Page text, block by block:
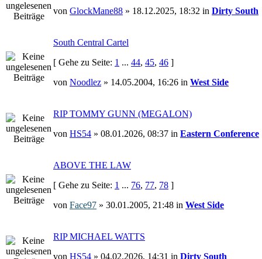
von GlockMane88 » 18.12.2025, 18:32 in Dirty South
South Central Cartel
[ Gehe zu Seite: 1 ... 44, 45, 46 ]
von Noodlez » 14.05.2004, 16:26 in West Side
RIP TOMMY GUNN (MEGALON)
von HS54 » 08.01.2026, 08:37 in Eastern Conference
ABOVE THE LAW
[ Gehe zu Seite: 1 ... 76, 77, 78 ]
von Face97 » 30.01.2005, 21:48 in West Side
RIP MICHAEL WATTS
von HS54 » 04.02.2026, 14:31 in Dirty South